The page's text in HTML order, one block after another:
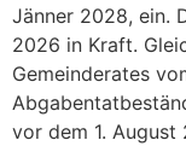
Jänner 2028, ein.
2026 in Kraft.
Gemeinderates
vor dem 1.